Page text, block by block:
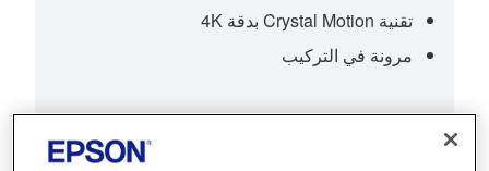
تقنية Crystal Motion بدقة 4K
مرونة في التركيب